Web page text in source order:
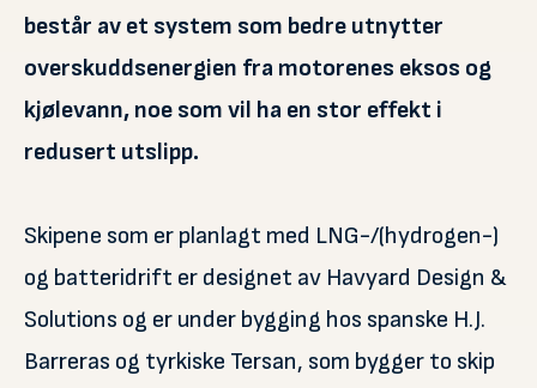
består av et system som bedre utnytter
overskuddsenergien fra motorenes eksos og
kjølevann, noe som vil ha en stor effekt i
redusert utslipp.
Skipene som er planlagt med LNG-/(hydrogen-)
og batteridrift er designet av Havyard Design &
Solutions og er under bygging hos spanske H.J.
Barreras og tyrkiske Tersan, som bygger to skip